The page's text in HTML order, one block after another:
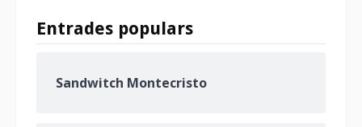
Entrades populars
Sandwitch Montecristo